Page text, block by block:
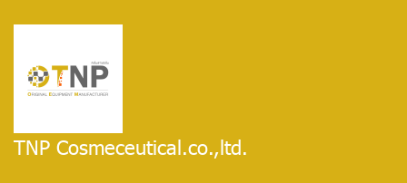
TNP Cosmeceutical.co.,ltd.